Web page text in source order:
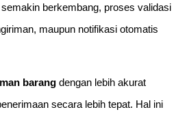
berkembang, proses validasi
maupun notifikasi otomatis
barang dengan lebih akurat
secara lebih tepat. Hal ini